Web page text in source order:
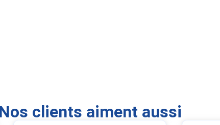
Nos clients aiment aussi